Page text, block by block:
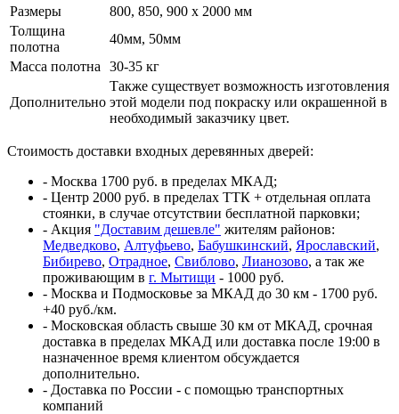
Размеры
800, 850, 900 x 2000 мм
Толщина
полотна
40мм, 50мм
Масса полотна
30-35 кг
Дополнительно
Также существует возможность изготовления
этой модели под покраску или окрашенной в
необходимый заказчику цвет.
Стоимость доставки входных деревянных дверей:
- Москва 1700 руб. в пределах МКАД;
- Центр 2000 руб. в пределах ТТК + отдельная оплата
стоянки, в случае отсутствии бесплатной парковки;
- Акция "Доставим дешевле" жителям районов:
Медведково, Алтуфьево, Бабушкинский, Ярославский,
Бибирево, Отрадное, Свиблово, Лианозово, а так же
проживающим в г. Мытищи - 1000 руб.
- Москва и Подмосковье за МКАД до 30 км - 1700 руб.
+40 руб./км.
- Московская область свыше 30 км от МКАД, срочная
доставка в пределах МКАД или доставка после 19:00 в
назначенное время клиентом обсуждается
дополнительно.
- Доставка по России - с помощью транспортных
компаний